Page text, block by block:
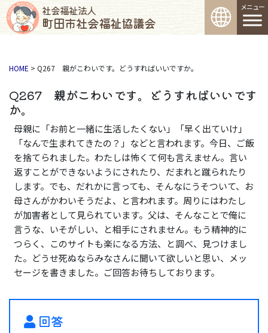
社会福祉法人
町田市社会福祉協議会
コンテンツへスキップ
メインナビゲーション
HOME > Q267 親がこわいです。どうすればいいですか。
Q267 親がこわいです。どうすればいいです
か。
母親に「お前と一緒に生活したくない」「早く出ていけ」
「なんで生まれてきたの？」などと言われます。今日、ご飯
を捨てられました。わたしは怖くて何も言えません。言い
返すことができないようにされたり、だまれと蹴られたり
します。でも、だれかに言っても、そんなにうそついて、お
母さんがかわいそうだよ、と言われます。周りにはわたし
が加害者として見られています。父は、そんなことで俺に
言うな、いそがしい、と相手にされません。もう精神的に
つらく、このサイトも楽になる方法、と調べ、見つけまし
た。どうせ死ぬならみなさんに聞いて欲しいと思い、メッ
セージを書きました。ご回答お待ちしております。
回答